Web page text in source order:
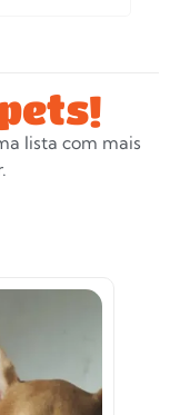
lista com mais